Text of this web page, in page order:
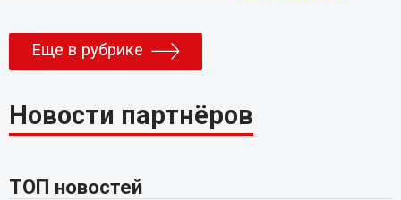
Еще в рубрике
Новости партнёров
ТОП новостей